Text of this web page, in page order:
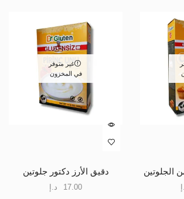
غير متوفر
في المخزون
دقيق الأرز دكتور جلوتين
17.00 د.إ
الجلوتين